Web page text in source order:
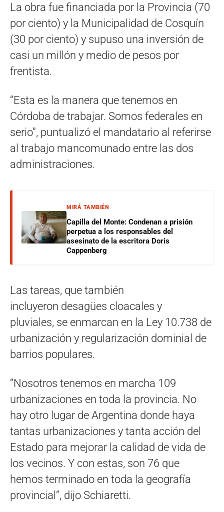
La obra fue financiada por la Provincia (70
por ciento) y la Municipalidad de Cosquín
(30 por ciento) y supuso una inversión de
casi un millón y medio de pesos por
frentista.
“Esta es la manera que tenemos en
Córdoba de trabajar. Somos federales en
serio”, puntualizó el mandatario al referirse
al trabajo mancomunado entre las dos
administraciones.
MIRÁ TAMBIÉN
Capilla del Monte: Condenan a prisión
perpetua a los responsables del
asesinato de la escritora Doris
Cappenberg
Las tareas, que también
incluyeron desagües cloacales y
pluviales, se enmarcan en la Ley 10.738 de
urbanización y regularización dominial de
barrios populares.
“Nosotros tenemos en marcha 109
urbanizaciones en toda la provincia. No
hay otro lugar de Argentina donde haya
tantas urbanizaciones y tanta acción del
Estado para mejorar la calidad de vida de
los vecinos. Y con estas, son 76 que
hemos terminado en toda la geografía
provincial”, dijo Schiaretti.